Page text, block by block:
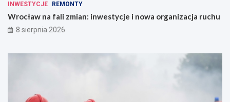
INWESTYCJE REMONTY
Wrocław na fali zmian: inwestycje i nowa organizacja ruchu
8 sierpnia 2026